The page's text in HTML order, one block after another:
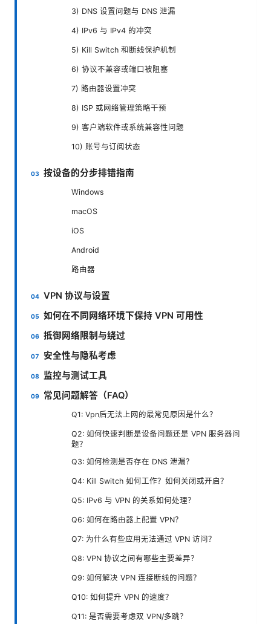
3) DNS 设置问题与 DNS 泄漏
4) IPv6 与 IPv4 的冲突
5) Kill Switch 和断线保护机制
6) 协议不兼容或端口被阻塞
7) 路由器设置冲突
8) ISP 或网络管理策略干预
9) 客户端软件或系统兼容性问题
10) 账号与订阅状态
按设备的分步排错指南
Windows
macOS
iOS
Android
路由器
VPN 协议与设置
如何在不同网络环境下保持 VPN 可用性
抵御网络限制与绕过
安全性与隐私考虑
监控与测试工具
常见问题解答（FAQ）
Q1: Vpn后无法上网的最常见原因是什么？
Q2: 如何快速判断是设备问题还是 VPN 服务器问
题？
Q3: 如何检测是否存在 DNS 泄漏？
Q4: Kill Switch 如何工作？如何关闭或开启？
Q5: IPv6 与 VPN 的关系如何处理？
Q6: 如何在路由器上配置 VPN？
Q7: 为什么有些应用无法通过 VPN 访问？
Q8: VPN 协议之间有哪些主要差异？
Q9: 如何解决 VPN 连接断线的问题？
Q10: 如何提升 VPN 的速度？
Q11: 是否需要考虑双 VPN/多跳？